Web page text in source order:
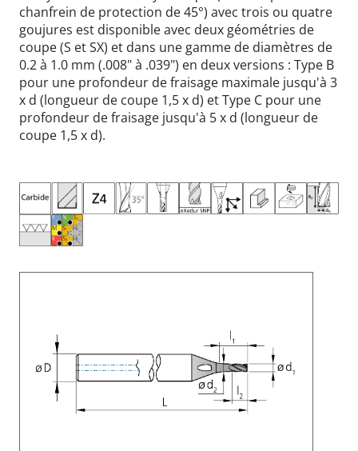
chanfrein de protection de 45°) avec trois ou quatre
goujures est disponible avec deux géométries de
coupe (S et SX) et dans une gamme de diamètres de
0.2 à 1.0 mm (.008" à .039") en deux versions : Type B
pour une profondeur de fraisage maximale jusqu'à 3
x d (longueur de coupe 1,5 x d) et Type C pour une
profondeur de fraisage jusqu'à 5 x d (longueur de
coupe 1,5 x d).